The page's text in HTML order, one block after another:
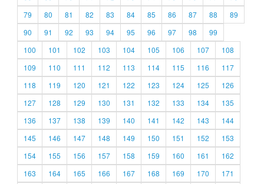
79
80 81 82 83 84 85 86 87 88
89
90
91 92 93 94 95 96 97 98
99
100
101 102 103 104 105 106 107
108
109
110 111 112 113 114 115 116
117
118
119 120 121 122 123 124 125
126
127
128 129 130 131 132 133 134
135
136
137 138 139 140 141 142 143
144
145
146 147 148 149 150 151 152
153
154
155 156 157 158 159 160 161
162
163
164 165 166 167 168 169 170
171